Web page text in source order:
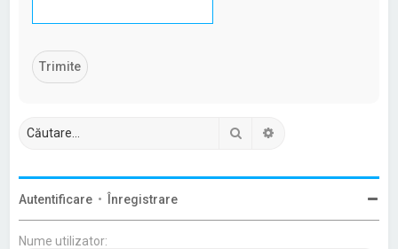
Căutare
Autentificare • Înregistrare
Nume utilizator: